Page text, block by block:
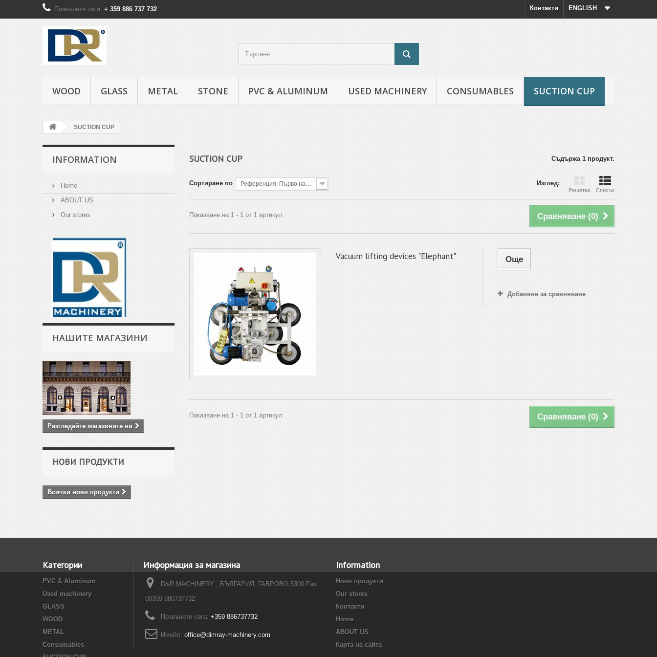
ENGLISH
Контакти
Позвънете сега: + 359 886 737 732
WOOD GLASS METAL STONE PVC & ALUMINUM USED MACHINERY CONSUMABLES SUCTION CUP
SUCTION CUP
INFORMATION
Home
ABOUT US
Our stores
НАШИТЕ МАГАЗИНИ
Разгледайте магазините ни
НОВИ ПРОДУКТИ
Всички нови продукти
SUCTION CUP Съдържа 1 продукт.
Изглед:
Решетка Списък
Сортиране по Референция: Първо най-ниската
Сравняване (0)
Показване на 1 - 1 от 1 артикул
Vacuum lifting devices "Elephant" Още
Добавяне за сравняване
Сравняване (0)
Показване на 1 - 1 от 1 артикул
Категории
PVC & Aluminum
Used machinery
GLASS
WOOD
METAL
Consumables
Информация за магазина
D&R MACHINERY , БЪЛГАРИЯ, ГАБРОВО,5300 Fax:
00359 886737732
Позвънете сега: +359 886737732
Имейл: office@dimray-machinery.com
Information
Нови продукти
Our stores
Контакти
Home
ABOUT US
Карта на сайта